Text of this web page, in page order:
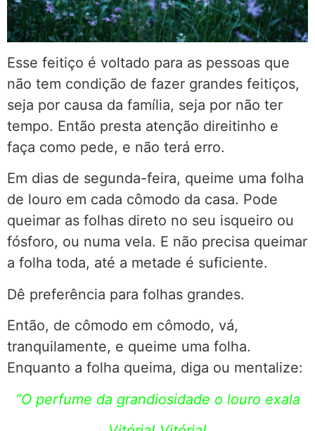
Esse feitiço é voltado para as pessoas que
não tem condição de fazer grandes feitiços,
seja por causa da família, seja por não ter
tempo. Então presta atenção direitinho e
faça como pede, e não terá erro.
Em dias de segunda-feira, queime uma folha
de louro em cada cômodo da casa. Pode
queimar as folhas direto no seu isqueiro ou
fósforo, ou numa vela. E não precisa queimar
a folha toda, até a metade é suficiente.
Dê preferência para folhas grandes.
Então, de cômodo em cômodo, vá,
tranquilamente, e queime uma folha.
Enquanto a folha queima, diga ou mentalize:
“O perfume da grandiosidade o louro exala